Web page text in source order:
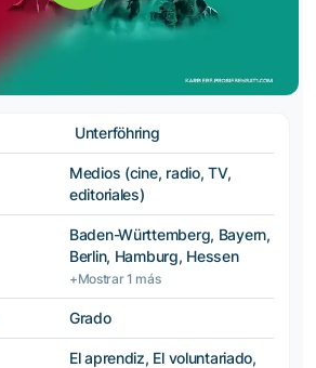
Unterföhring
Medios (cine, radio, TV,
editoriales)
Baden-Württemberg, Bayern,
Berlin, Hamburg, Hessen
+Mostrar 1 más
Grado
El aprendiz, El voluntariado,